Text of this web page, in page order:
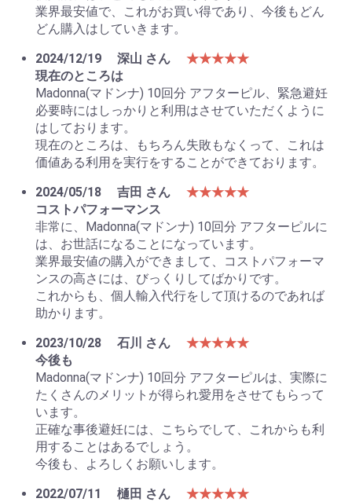
お買い物を続ける
業界最安値で、これがお買い得であり、今後もどん
どん購入はしていきます。
2024/12/19
深山 さん
★★★★★
現在のところは
Madonna(マドンナ) 10回分 アフターピル、緊急避妊
必要時にはしっかりと利用はさせていただくように
はしております。
現在のところは、もちろん失敗もなくって、これは
価値ある利用を実行をすることができております。
2024/05/18
吉田 さん
★★★★★
コストパフォーマンス
非常に、Madonna(マドンナ) 10回分 アフターピルに
は、お世話になることになっています。
業界最安値の購入ができまして、コストパフォーマ
ンスの高さには、びっくりしてばかりです。
これからも、個人輸入代行をして頂けるのであれば
助かります。
2023/10/28
石川 さん
★★★★★
今後も
Madonna(マドンナ) 10回分 アフターピルは、実際に
たくさんのメリットが得られ愛用をさせてもらって
います。
正確な事後避妊には、こちらでして、これからも利
用することはあるでしょう。
今後も、よろしくお願いします。
2022/07/11
樋田 さん
★★★★★